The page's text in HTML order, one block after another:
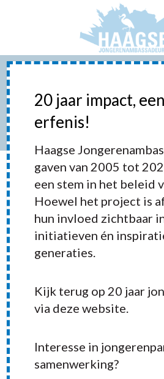
LEERGELD
FESTIVAL
Stichting Leergeld Den
een conferentie festival
armoede mee dachten over
20 jaar impact,
erfenis!
Haagse
gaven van 2005 tot
een stem in het beleid
Hoewel het project is
hun invloed zichtbaar
initiatieven én
generaties.
Kijk terug op 20 jaar
via deze website.
Interesse in
samenwerking?